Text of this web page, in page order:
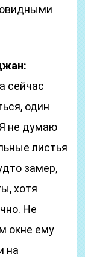
сейчас
один
не думаю
листья
замер,
хотя
Не
окне ему
на